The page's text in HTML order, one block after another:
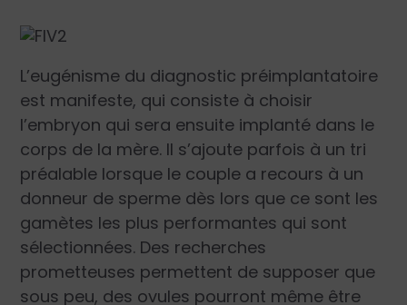
L’eugénisme du diagnostic préimplantatoire
est manifeste, qui consiste à choisir
l’embryon qui sera ensuite implanté dans le
corps de la mère. Il s’ajoute parfois à un tri
préalable lorsque le couple a recours à un
donneur de sperme dès lors que ce sont les
gamètes les plus performantes qui sont
sélectionnées. Des recherches
prometteuses permettent de supposer que
sous peu, des ovules pourront même être